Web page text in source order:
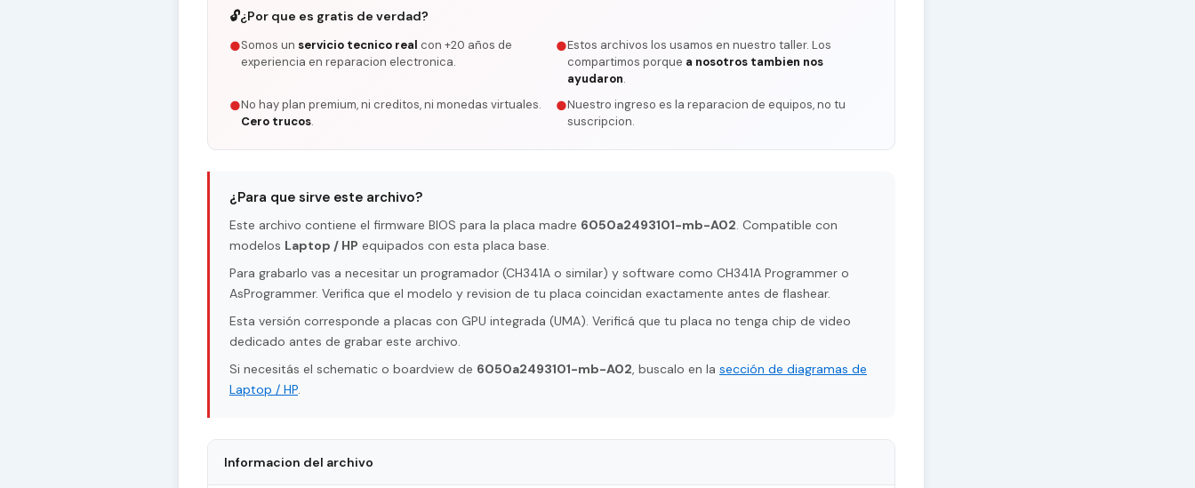
🔓¿Por que es gratis de verdad?
●Somos un servicio tecnico real con +20 años de
experiencia en reparacion electronica.
●Estos archivos los usamos en nuestro taller. Los
compartimos porque a nosotros tambien nos
ayudaron.
●No hay plan premium, ni creditos, ni monedas virtuales.
Cero trucos.
●Nuestro ingreso es la reparacion de equipos, no tu
suscripcion.
¿Para que sirve este archivo?
Este archivo contiene el firmware BIOS para la placa madre 6050a2493101-mb-A02. Compatible con
modelos Laptop / HP equipados con esta placa base.
Para grabarlo vas a necesitar un programador (CH341A o similar) y software como CH341A Programmer o
AsProgrammer. Verifica que el modelo y revision de tu placa coincidan exactamente antes de flashear.
Esta versión corresponde a placas con GPU integrada (UMA). Verificá que tu placa no tenga chip de video
dedicado antes de grabar este archivo.
Si necesitás el schematic o boardview de 6050a2493101-mb-A02, buscalo en la sección de diagramas de
Laptop / HP.
Informacion del archivo